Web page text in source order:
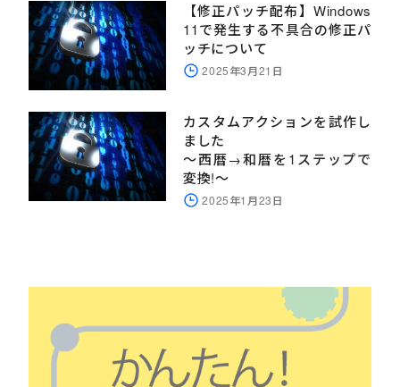
【修正パッチ配布】Windows
11で発生する不具合の修正パ
ッチについて
2025年3月21日
カスタムアクションを試作し
ました
～西暦→和暦を1ステップで
変換!～
2025年1月23日